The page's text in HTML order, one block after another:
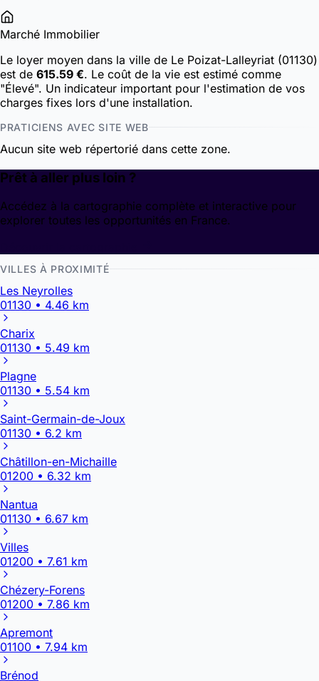
Marché Immobilier
Le loyer moyen dans la ville de Le Poizat-Lalleyriat (01130)
est de 615.59 €. Le coût de la vie est estimé comme
"Élevé". Un indicateur important pour l'estimation de vos
charges fixes lors d'une installation.
PRATICIENS AVEC SITE WEB
Aucun site web répertorié dans cette zone.
Prêt à aller plus loin ?
Accédez à la cartographie complète et interactive pour
explorer toutes les opportunités en France.
VILLES À PROXIMITÉ
Les Neyrolles
01130 • 4.46 km
Charix
01130 • 5.49 km
Plagne
01130 • 5.54 km
Saint-Germain-de-Joux
01130 • 6.2 km
Châtillon-en-Michaille
01200 • 6.32 km
Nantua
01130 • 6.67 km
Villes
01200 • 7.61 km
Chézery-Forens
01200 • 7.86 km
Apremont
01100 • 7.94 km
Brénod